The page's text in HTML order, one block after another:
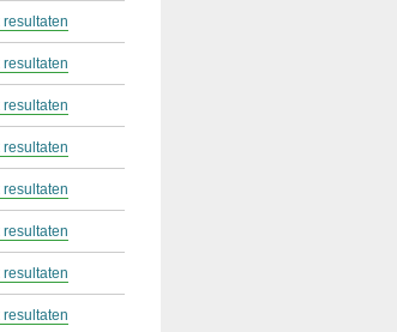
resultaten
resultaten
resultaten
resultaten
resultaten
resultaten
resultaten
resultaten